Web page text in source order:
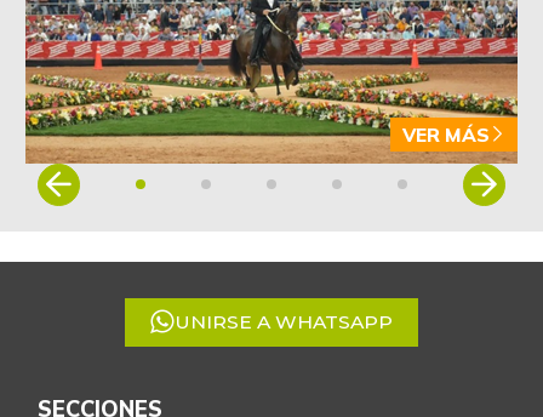
VER MÁS
Item
5
UNIRSE A WHATSAPP
SECCIONES